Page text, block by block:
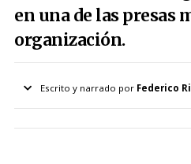
en una de las presas
organización.
Escrito y narrado por Federico